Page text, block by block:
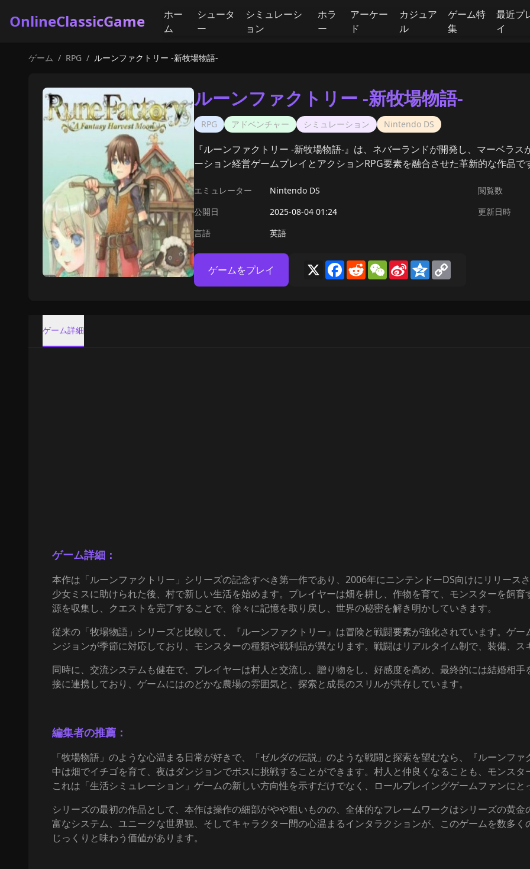
OnlineClassicGame
ホー
ム
シュータ
ー
シミュレーシ
ョン
ホラ
ー
アーケー
ド
カジュア
ル
ゲーム特
集
最近プ
イ
ゲーム / RPG / ルーンファクトリー -新牧場物語-
ルーンファクトリー -新牧場物語-
RPG アドベンチャー シミュレーション Nintendo DS
『ルーンファクトリー -新牧場物語-』は、ネバーランドが開発し、マーベラ
ーション経営ゲームプレイとアクションRPG要素を融合させた革新的な作品で
エミュレーター Nintendo DS
閲覧数
公開日
2025-08-04 01:24
更新日時
言語
英語
ゲームをプレイ X Facebook
RedditWeChat
Sina
Weibo
Qzone
ゲーム詳細
ゲーム詳細：
本作は「ルーンファクトリー」シリーズの記念すべき第一作であり、2006年にニンテンドーDS向けにリリース
少女ミスに助けられた後、村で新しい生活を始めます。プレイヤーは畑を耕し、作物を育て、モンスターを飼
源を収集し、クエストを完了することで、徐々に記憶を取り戻し、世界の秘密を解き明かしていきます。
従来の「牧場物語」シリーズと比較して、『ルーンファクトリー』は冒険と戦闘要素が強化されています。ゲ
ンジョンが季節に対応しており、モンスターの種類や戦利品が異なります。戦闘はリアルタイム制で、装備、
同時に、交流システムも健在で、プレイヤーは村人と交流し、贈り物をし、好感度を高め、最終的には結婚相
接に連携しており、ゲームにはのどかな農場の雰囲気と、探索と成長のスリルが共存しています。
編集者の推薦：
「牧場物語」のような心温まる日常が好きで、「ゼルダの伝説」のような戦闘と探索を望むなら、『ルーンフ
中は畑でイチゴを育て、夜はダンジョンでボスに挑戦することができます。村人と仲良くなることも、モンス
これは「生活シミュレーション」ゲームの新しい方向性を示すだけでなく、ロールプレイングゲームファンに
シリーズの最初の作品として、本作は操作の細部がやや粗いものの、全体的なフレームワークはシリーズの黄
富なシステム、ユニークな世界観、そしてキャラクター間の心温まるインタラクションが、このゲームを数多
じっくりと味わう価値があります。